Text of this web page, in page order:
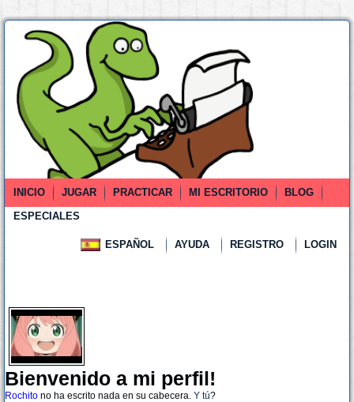
INICIO JUGAR PRACTICAR MI ESCRITORIO
BLOG
ESPECIALES
ESPAÑOL AYUDA REGISTRO LOGIN
Bienvenido a mi perfil!
Rochito no ha escrito nada en su cabecera. Y tú?